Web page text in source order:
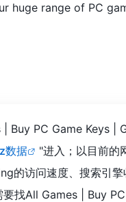
huge range of PC
Buy PC Game Keys |
数据
"进入；以目前的
的访问速度、搜索引
要找All Games | Buy